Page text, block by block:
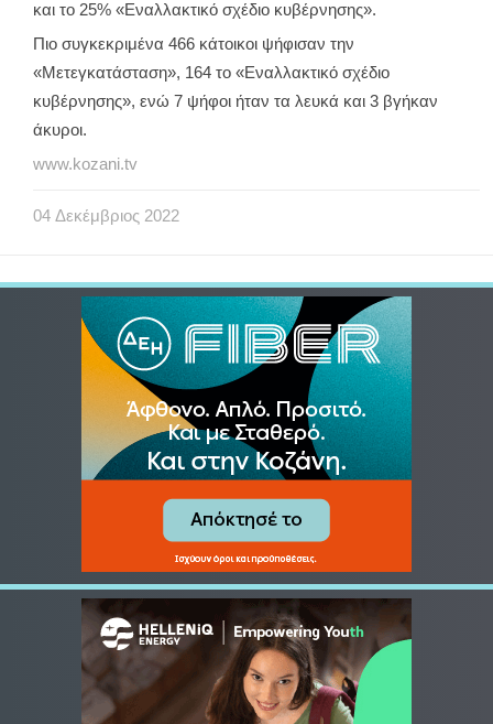
και το 25% «Εναλλακτικό σχέδιο κυβέρνησης».
Πιο συγκεκριμένα 466 κάτοικοι ψήφισαν την
«Μετεγκατάσταση», 164 το «Εναλλακτικό σχέδιο
κυβέρνησης», ενώ 7 ψήφοι ήταν τα λευκά και 3 βγήκαν
άκυροι.
www.kozani.tv
04 Δεκέμβριος 2022